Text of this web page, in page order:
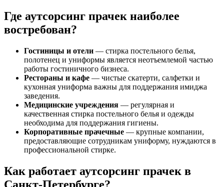
Где аутсорсинг прачек наиболее
востребован?
Гостиницы и отели — стирка постельного белья,
полотенец и униформы является неотъемлемой частью
работы гостиничного бизнеса.
Рестораны и кафе — чистые скатерти, салфетки и
кухонная униформа важны для поддержания имиджа
заведения.
Медицинские учреждения — регулярная и
качественная стирка постельного белья и одежды
необходима для поддержания гигиены.
Корпоративные прачечные — крупные компании,
предоставляющие сотрудникам униформу, нуждаются в
профессиональной стирке.
Как работает аутсорсинг прачек в